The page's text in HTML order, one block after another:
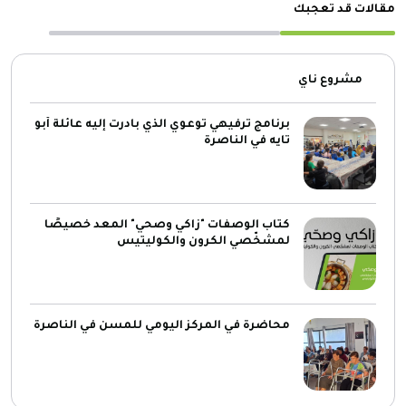
مقالات قد تعجبك
مشروع ناي
برنامج ترفيهي توعوي الذي بادرت إليه عائلة أبو
تايه في الناصرة
كتاب الوصفات "زاكي وصحي" المعد خصيصًا
لمشخّصي الكرون والكوليتيس
محاضرة في المركز اليومي للمسن في الناصرة